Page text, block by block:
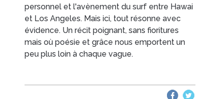
personnel et l'avènement du surf entre Hawai
et Los Angeles. Mais ici, tout résonne avec
évidence. Un récit poignant, sans fioritures
mais où poésie et grâce nous emportent un
peu plus loin à chaque vague.